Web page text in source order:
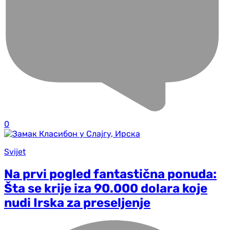
0
Svijet
Na prvi pogled fantastična ponuda:
Šta se krije iza 90.000 dolara koje
nudi Irska za preseljenje